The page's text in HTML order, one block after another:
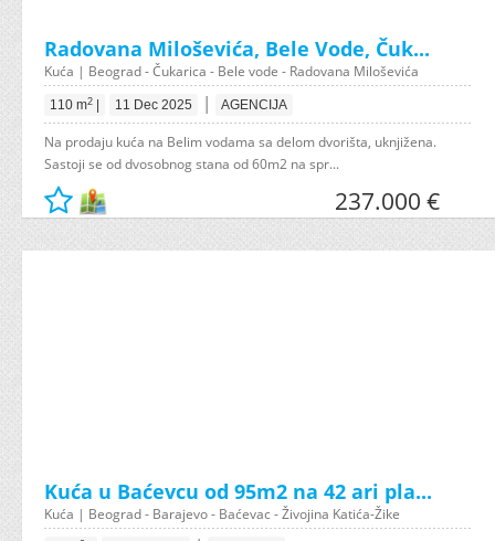
Radovana Miloševića, Bele Vode, Čuk...
Kuća | Beograd - Čukarica - Bele vode - Radovana Miloševića
110 m2 11 Dec 2025 | AGENCIJA
Na prodaju kuća na Belim vodama sa delom dvorišta, uknjižena.
Sastoji se od dvosobnog stana od 60m2 na spr...
237.000 €
Kuća u Baćevcu od 95m2 na 42 ari pla...
Kuća | Beograd - Barajevo - Baćevac - Živojina Katića-Žike